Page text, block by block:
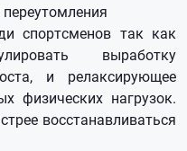
спортсменов так как
выработку
и релаксирующее
физических нагрузок.
восстанавливаться